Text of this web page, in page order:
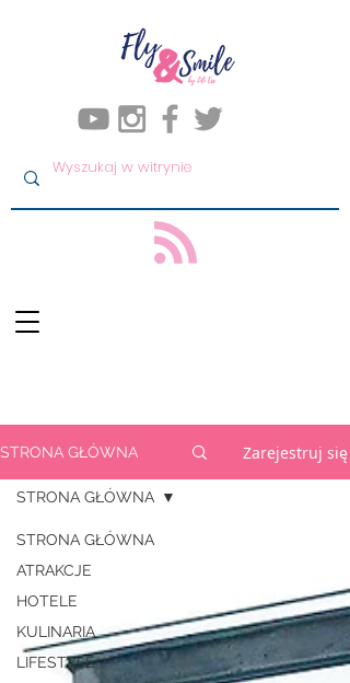
STRONA GŁÓWNA Zarejestruj się
STRONA GŁÓWNA
ATRAKCJE
HOTELE
KULINARIA
LIFESTYLE
STRONA GŁÓWNA